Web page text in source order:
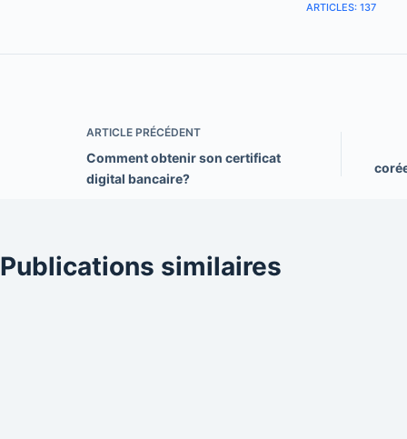
ARTICLES: 137
ARTICLE PRÉCÉDENT
Comment obtenir son certificat
digital bancaire?
Publications similaires